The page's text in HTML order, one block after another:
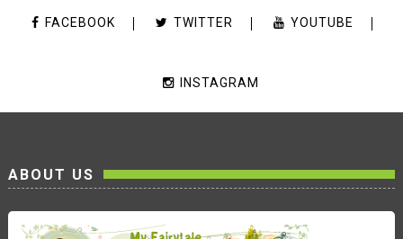
FACEBOOK TWITTER YOUTUBE
INSTAGRAM
ABOUT US